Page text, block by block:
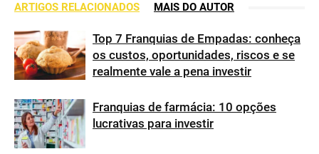
ARTIGOS RELACIONADOS MAIS DO AUTOR
Top 7 Franquias de Empadas: conheça
os custos, oportunidades, riscos e se
realmente vale a pena investir
Franquias de farmácia: 10 opções
lucrativas para investir